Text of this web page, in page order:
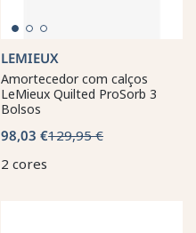
LEMIEUX
Amortecedor com calços
LeMieux Quilted ProSorb 3
Bolsos
98,03 €129,95 €
2 cores